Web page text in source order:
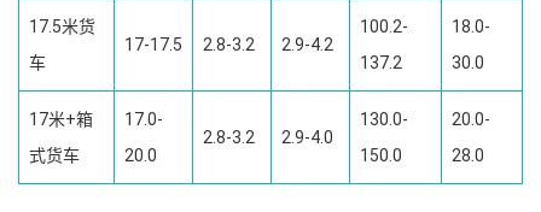
17.5米货
车
17-17.5 2.8-3.2 2.9-4.2
100.2-
137.2
18.0-
30.0
17米+箱
式货车
17.0-
20.0
2.8-3.2 2.9-4.0
130.0-
150.0
20.0-
28.0